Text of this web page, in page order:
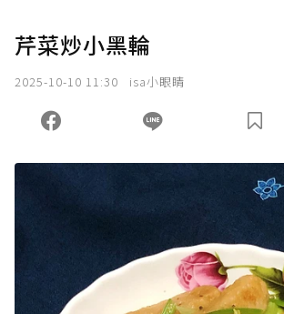
芹菜炒小黑輪
2025-10-10 11:30 isa小眼睛